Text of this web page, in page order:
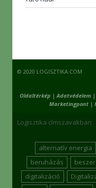
© 2020 LOGISZTIKA.COM
Oldaltérkép | Adatvédelem |
Marketingpont|
Logisztika címszavakban
alternatív energia
beruházás
digitalizáció